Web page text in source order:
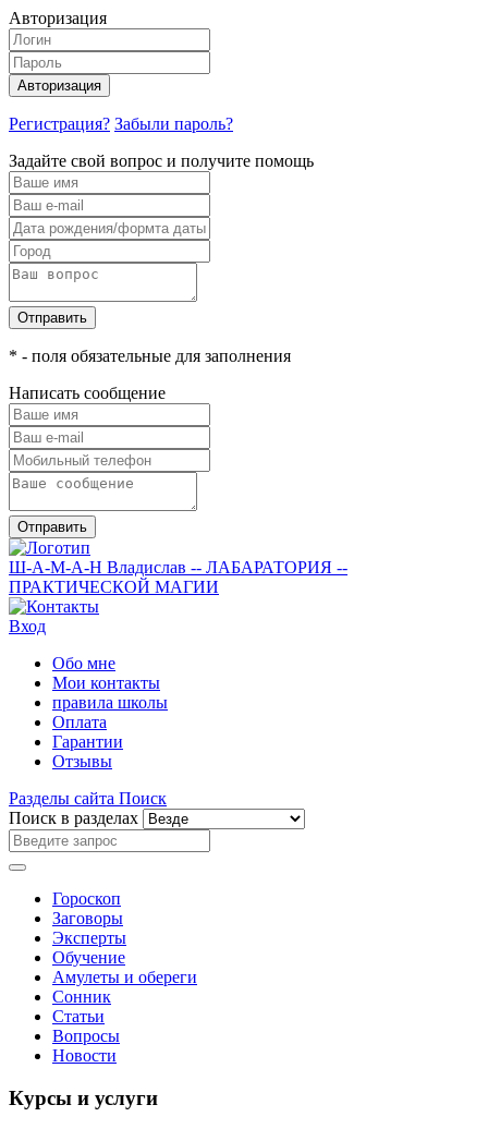
Авторизация
Авторизация
Регистрация? Забыли пароль?
Задайте свой вопрос и получите помощь
Отправить
* - поля обязательные для заполнения
Написать сообщение
Отправить
Ш-А-М-А-Н Владислав -- ЛАБАРАТОРИЯ --
ПРАКТИЧЕСКОЙ МАГИИ
Вход
Обо мне
Мои контакты
правила школы
Оплата
Гарантии
Отзывы
Разделы сайта Поиск
Поиск в разделах
Гороскоп
Заговоры
Эксперты
Обучение
Амулеты и обереги
Сонник
Статьи
Вопросы
Новости
Курсы и услуги